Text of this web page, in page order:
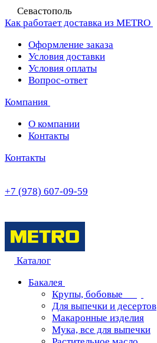
Севастополь
Как работает доставка из METRO
Оформление заказа
Условия доставки
Условия оплаты
Вопрос-ответ
Компания
О компании
Контакты
Контакты
+7 (978) 607-09-59
Каталог
Бакалея
Крупы, бобовые
Для выпечки и десертов
Макаронные изделия
Мука, все для выпечки